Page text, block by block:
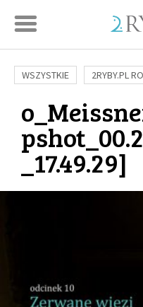
WSZYSTKIE 2RYBY.PL
SAME DOBRE WIADOMOŚCI
SZTUKA ŻYCIA MIŁOŚĆ
BUDOWANIE WIĘZI
_17.49.29]